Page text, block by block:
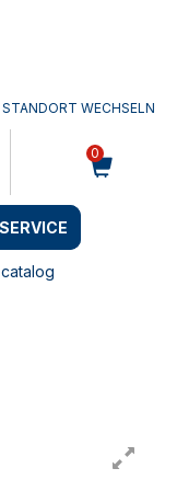
STANDORT WECHSELN
0